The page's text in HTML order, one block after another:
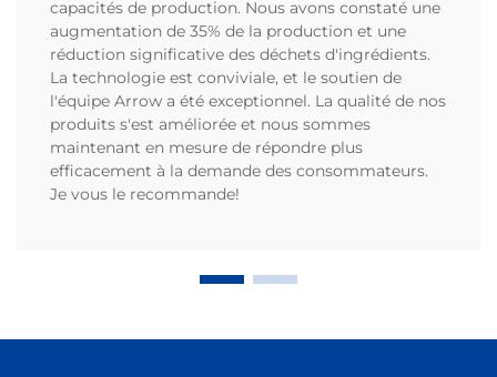
capacités de production. Nous avons constaté une
augmentation de 35% de la production et une
réduction significative des déchets d'ingrédients.
La technologie est conviviale, et le soutien de
l'équipe Arrow a été exceptionnel. La qualité de nos
produits s'est améliorée et nous sommes
maintenant en mesure de répondre plus
efficacement à la demande des consommateurs.
Je vous le recommande!